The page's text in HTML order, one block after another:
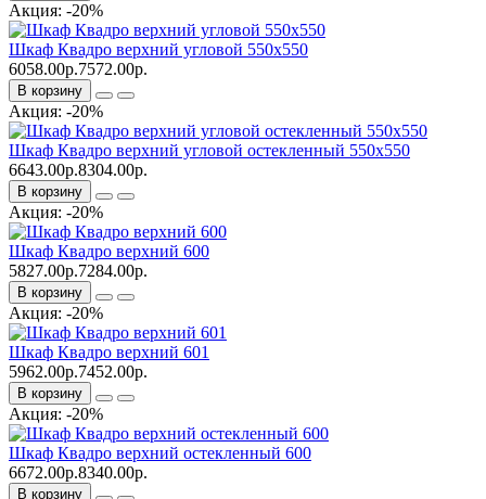
Акция: -20%
Шкаф Квадро верхний угловой 550х550
6058.00р.7572.00р.
В корзину
Акция: -20%
Шкаф Квадро верхний угловой остекленный 550х550
6643.00р.8304.00р.
В корзину
Акция: -20%
Шкаф Квадро верхний 600
5827.00р.7284.00р.
В корзину
Акция: -20%
Шкаф Квадро верхний 601
5962.00р.7452.00р.
В корзину
Акция: -20%
Шкаф Квадро верхний остекленный 600
6672.00р.8340.00р.
В корзину